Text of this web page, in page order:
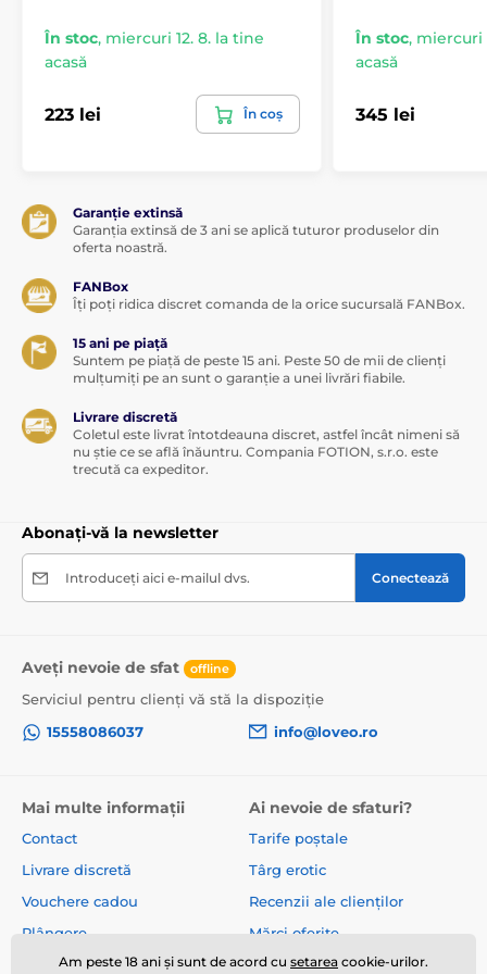
Bile Venus de lux Bile inteligente Venus
ŞTIRI Cadouri pentru femei
În stoc, miercuri 12. 8. la tine
acasă
223 lei În coș
În stoc, miercuri
acasă
345 lei
Garanție extinsă
Garanția extinsă de 3 ani se aplică tuturor produselor din
oferta noastră.
FANBox
Îți poți ridica discret comanda de la orice sucursală FANBox.
15 ani pe piață
Suntem pe piață de peste 15 ani. Peste 50 de mii de clienți
mulțumiți pe an sunt o garanție a unei livrări fiabile.
Livrare discretă
Coletul este livrat întotdeauna discret, astfel încât nimeni să
nu știe ce se află înăuntru. Compania FOTION, s.r.o. este
trecută ca expeditor.
Abonați-vă la newsletter
Introduceți aici e-mailul dvs. Conectează
Aveți nevoie de sfat offline
Serviciul pentru clienți vă stă la dispoziție
15558086037
info@loveo.ro
Mai multe informații
Contact
Livrare discretă
Vouchere cadou
Plângere
Despre noi
Ai nevoie de sfaturi?
Tarife poștale
Târg erotic
Recenzii ale clienților
Mărci oferite
Termeni și condiții
Am peste 18 ani și sunt de acord cu setarea cookie-urilor.